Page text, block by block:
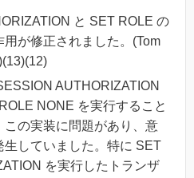
と SET ROLE の
が修正されました。(Tom
AUTHORIZATION
NONE を実行すること
この実装に問題があり、意
生していました。特に SET
を実行したトランザ